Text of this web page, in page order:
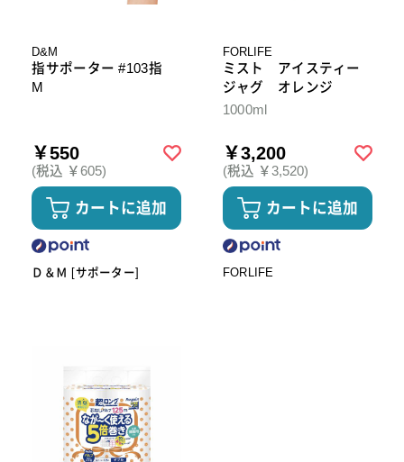
D&M
指サポーター #103指
M
￥550
(税込 ￥605)
カートに追加
Ｄ＆Ｍ [サポーター]
FORLIFE
ミスト アイスティー
ジャグ オレンジ
1000ml
￥3,200
(税込 ￥3,520)
カートに追加
FORLIFE